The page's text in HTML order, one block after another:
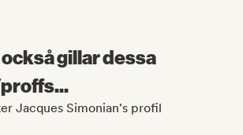
gillar dessa
Jacques Simonian's profil